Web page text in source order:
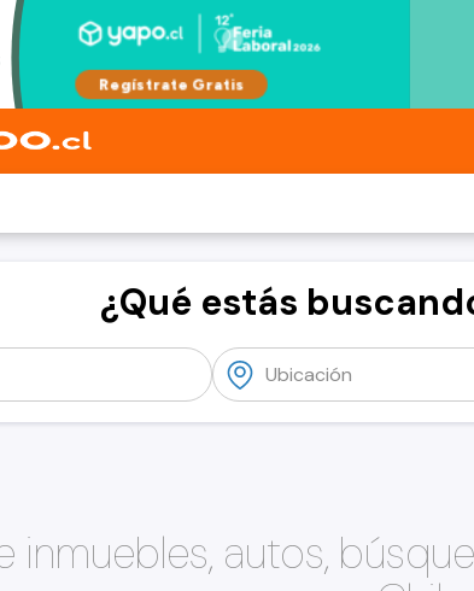
¿Qué estás
inmuebles, autos,